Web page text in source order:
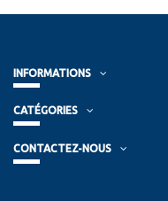
INFORMATIONS
CATÉGORIES
CONTACTEZ-NOUS